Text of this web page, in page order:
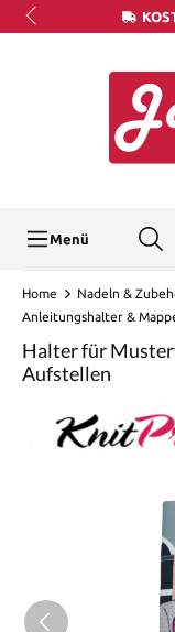
Menü
Home Nadeln &
Anleitungshalter &
Halter für
Aufstellen